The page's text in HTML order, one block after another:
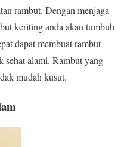
rambut. Dengan menjaga
keriting anda akan tumbuh
dapat membuat rambut
sehat alami. Rambut yang
mudah kusut.